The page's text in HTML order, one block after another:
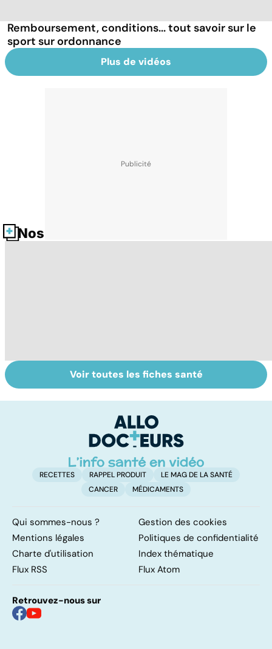
Remboursement, conditions... tout savoir sur le
sport sur ordonnance
Plus de vidéos
Nos fiches santé
Crampes,
déchirures,
Embolie
pulmonaire : un
l'artère
pulmonaire
Voir toutes les fiches santé
RECETTES RAPPEL PRODUIT
LE MAG DE LA SANTÉ
CANCER
MÉDICAMENTS
Qui sommes-nous ?
Gestion des cookies
Mentions légales
Politiques de confidentialité
Charte d'utilisation
Index thématique
Flux RSS
Flux Atom
Retrouvez-nous sur